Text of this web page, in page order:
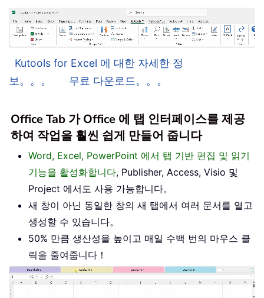
Kutools for Excel 에 대한 자세한 정
보。。。
무료 다운로드。。。
Office Tab 가 Office 에 탭 인터페이스를 제공
하여 작업을 훨씬 쉽게 만들어 줍니다
Word, Excel, PowerPoint 에서 탭 기반 편집 및 읽기
기능을 활성화합니다, Publisher, Access, Visio 및
Project 에서도 사용 가능합니다。
새 창이 아닌 동일한 창의 새 탭에서 여러 문서를 열고
생성할 수 있습니다。
50% 만큼 생산성을 높이고 매일 수백 번의 마우스 클
릭을 줄여줍니다！